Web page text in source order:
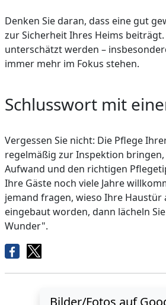
Denken Sie daran, dass eine gut
zur Sicherheit Ihres Heims
unterschätzt werden –
immer mehr im Fokus stehen.
Schlusswort mit
Vergessen Sie nicht: Die Pflege
regelmäßig zur Inspektion
Aufwand und den richtigen
Ihre Gäste noch viele Jahre
jemand fragen, wieso Ihre Haustür
eingebaut worden, dann lächeln
Wunder".
Bilder/Fotos auf